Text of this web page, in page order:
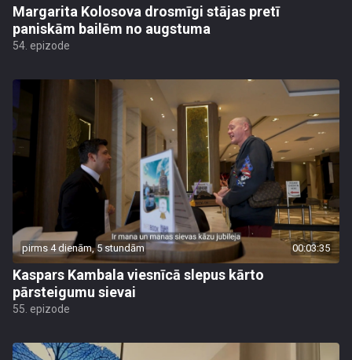
Margarita Kolosova drosmīgi stājas pretī
paniskām bailēm no augstuma
54. epizode
pirms 4 dienām, 5 stundām 00:03:35
Kaspars Kambala viesnīcā slepus kārto
pārsteigumu sievai
55. epizode